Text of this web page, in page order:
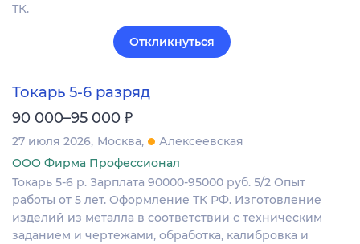
ТК.
Откликнуться
Токарь 5-6 разряд
90 000–95 000 ₽
27 июля 2026 Москва
Алексеевская
ООО Фирма Профессионал
Токарь 5-6 р. Зарплата 90000-95000 руб. 5/2 Опыт
работы от 5 лет. Оформление ТК РФ. Изготовление
изделий из металла в соответствии с техническим
заданием и чертежами, обработка, калибровка и